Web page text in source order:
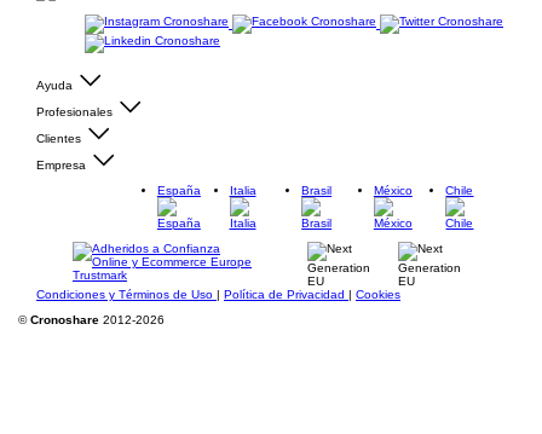
Ayuda
Profesionales
Clientes
Empresa
España
Italia Brasil México Chile
Condiciones y Términos de Uso | Política de Privacidad | Cookies
©Cronoshare 2012-2026